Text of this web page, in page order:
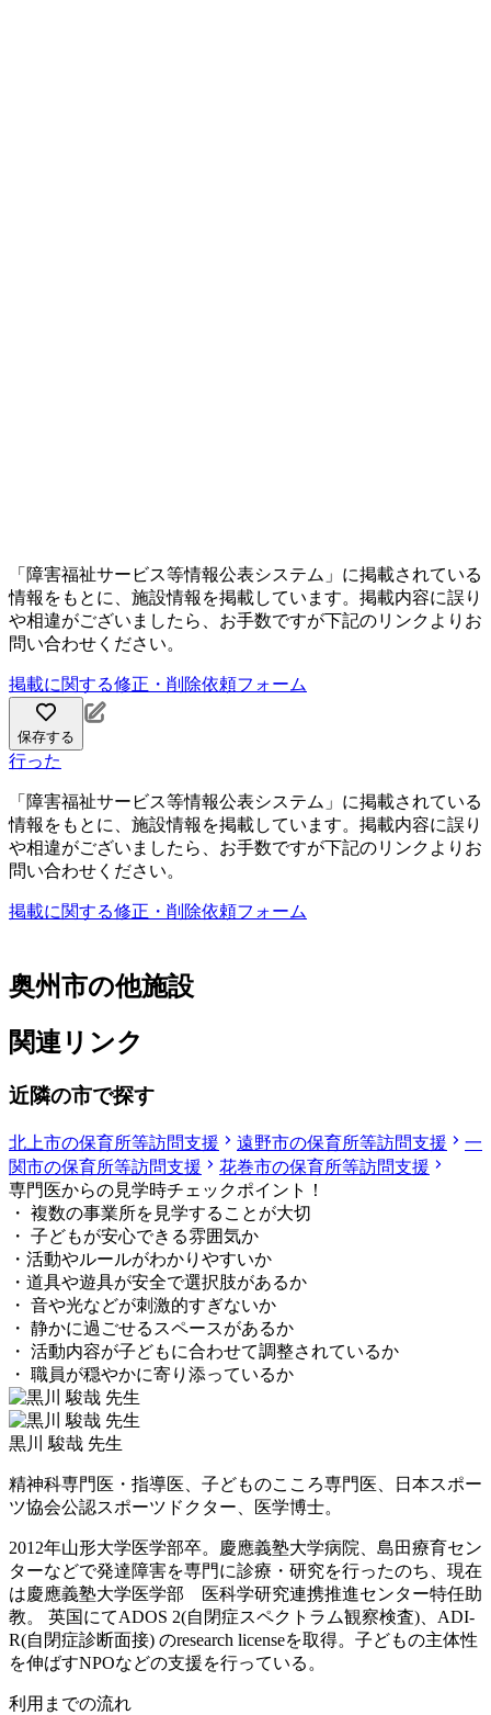
「障害福祉サービス等情報公表システム」に掲載されている
情報をもとに、施設情報を掲載しています。掲載内容に誤り
や相違がございましたら、お手数ですが下記のリンクよりお
問い合わせください。
掲載に関する修正・削除依頼フォーム
保存する
行った
「障害福祉サービス等情報公表システム」に掲載されている
情報をもとに、施設情報を掲載しています。掲載内容に誤り
や相違がございましたら、お手数ですが下記のリンクよりお
問い合わせください。
掲載に関する修正・削除依頼フォーム
奥州市の他施設
関連リンク
近隣の市で探す
北上市の保育所等訪問支援 遠野市の保育所等訪問支援
一
関市の保育所等訪問支援
花巻市の保育所等訪問支援
専門医からの見学時チェックポイント！
・ 複数の事業所を見学することが大切
・ 子どもが安心できる雰囲気か
・活動やルールがわかりやすいか
・道具や遊具が安全で選択肢があるか
・ 音や光などが刺激的すぎないか
・ 静かに過ごせるスペースがあるか
・ 活動内容が子どもに合わせて調整されているか
・ 職員が穏やかに寄り添っているか
黒川 駿哉 先生
精神科専門医・指導医、子どものこころ専門医、日本スポー
ツ協会公認スポーツドクター、医学博士。
2012年山形大学医学部卒。慶應義塾大学病院、島田療育セン
ターなどで発達障害を専門に診療・研究を行ったのち、現在
は慶應義塾大学医学部 医科学研究連携推進センター特任助
教。 英国にてADOS 2(自閉症スペクトラム観察検査)、ADI-
R(自閉症診断面接) のresearch licenseを取得。子どもの主体性
を伸ばすNPOなどの支援を行っている。
利用までの流れ